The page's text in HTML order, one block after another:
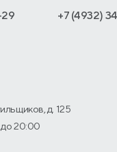
+7 (4932)
д. 125
20:00